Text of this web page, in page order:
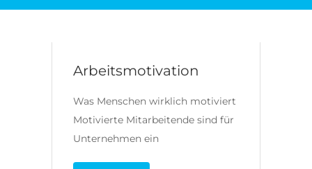
Arbeitsmotivation
Was Menschen wirklich motiviert
Motivierte Mitarbeitende sind für
Unternehmen ein